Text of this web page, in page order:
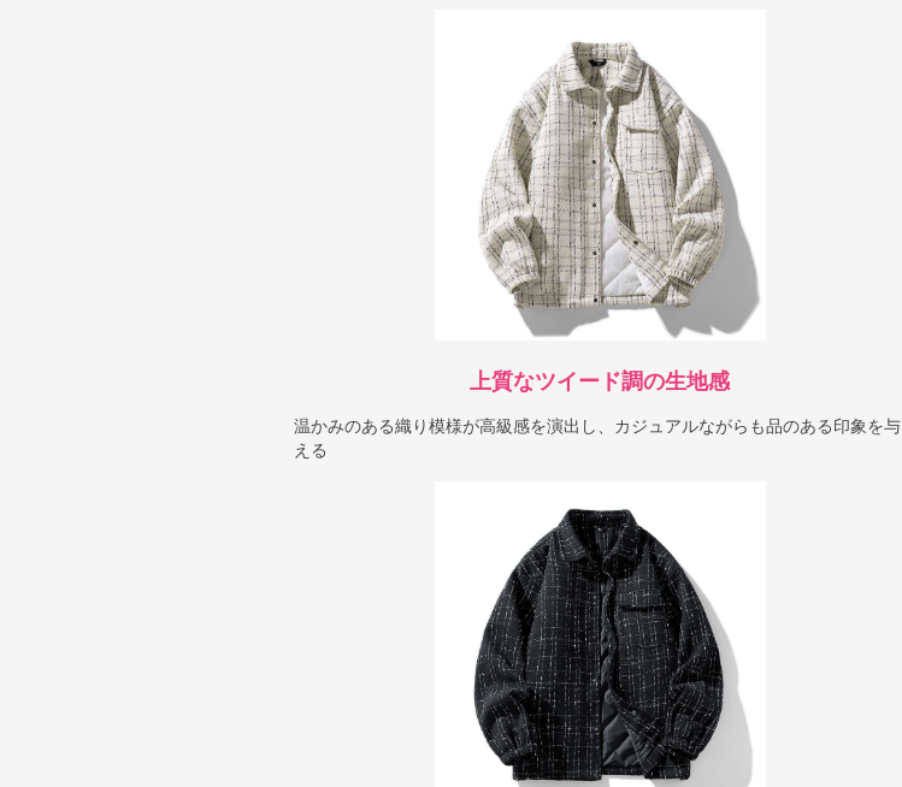
上質なツイード調の生地感
温かみのある織り模様が高級感を演出し、カジュアルながらも品のある印象を与
える